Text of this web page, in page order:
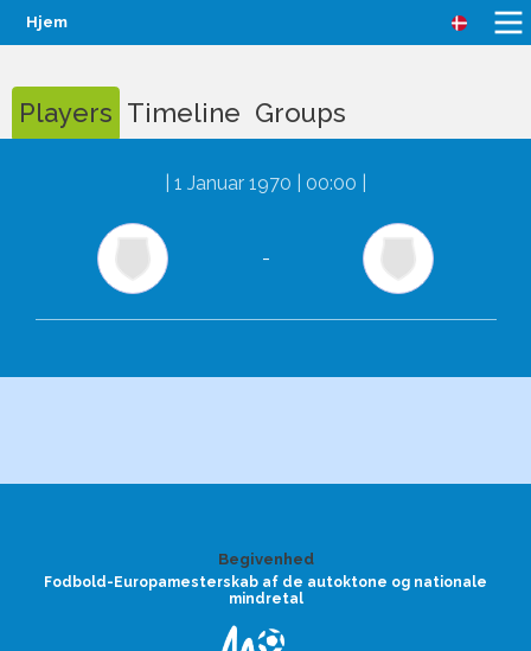
Hjem
Players Timeline Groups
1 Januar 1970 | 00:00
-
Begivenhed
Fodbold-Europamesterskab af de autoktone og nationale
mindretal